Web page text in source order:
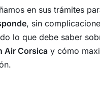
en sus trámites
, sin
lo que debe saber
Air Corsica y cómo